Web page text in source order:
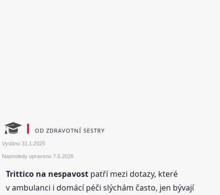
OD ZDRAVOTNÍ SESTRY
Vydáno31.1.2025
Naposledy upraveno7.5.2026
Trittico na nespavost patří mezi dotazy, které
v ambulanci i domácí péči slýchám často, jen bývají